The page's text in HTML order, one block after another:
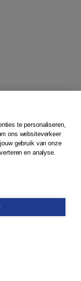
te personaliseren,
ons websiteverkeer
gebruik van onze
en analyse.